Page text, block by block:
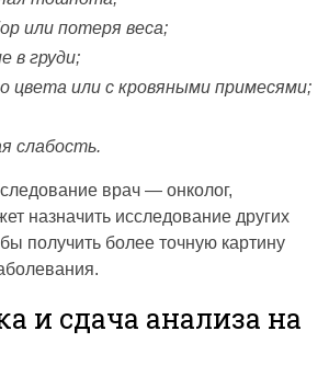
или потеря веса;
в груди;
цвета или с кровяными примесями;
слабость.
врач — онколог,
назначить исследование других
получить более точную картину
и сдача анализа на